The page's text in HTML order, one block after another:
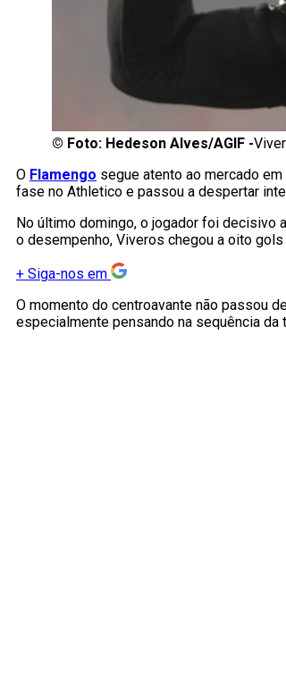
© Foto: Hedeson Alves/AGIF -
O Flamengo segue atento ao mercado
fase no Athletico e passou a despertar
No último domingo, o jogador foi decisivo
o desempenho, Viveros chegou a oito
+ Siga-nos em
O momento do centroavante não passou
especialmente pensando na sequência